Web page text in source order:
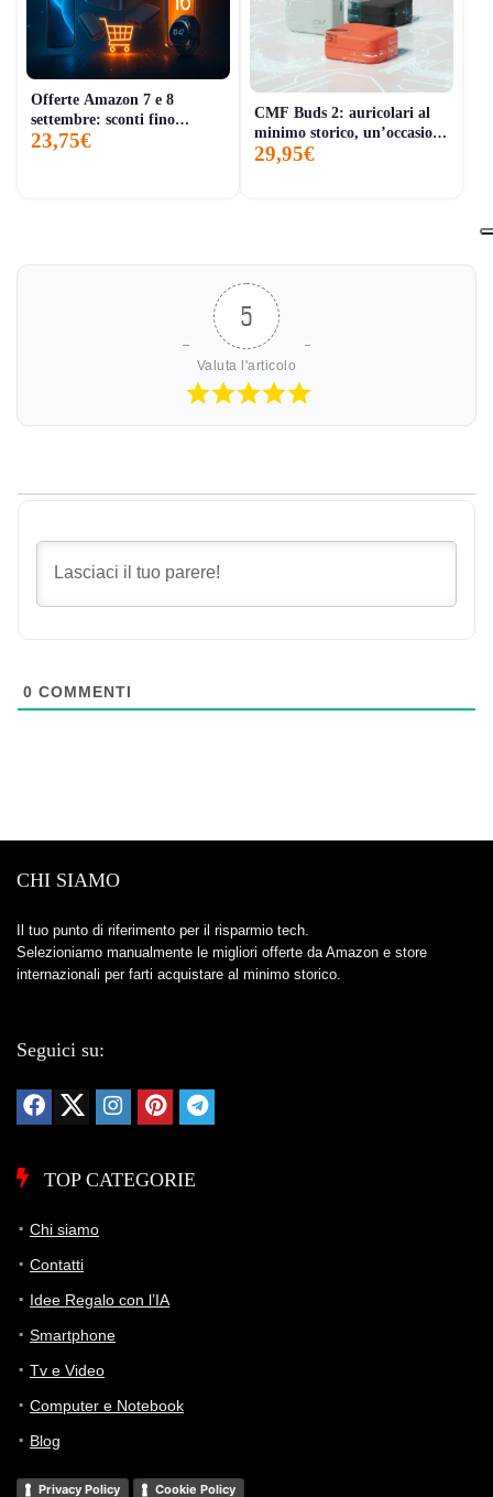
Offerte Amazon 7 e 8
settembre: sconti fino
all’85% su Samsung, iPhone
23,75€
CMF Buds 2: auricolari al
minimo storico, un’occasione
tech da non perdere
29,95€
5
Valuta l'articolo
0 COMMENTI
CHI SIAMO
Il tuo punto di riferimento per il risparmio tech.
Selezioniamo manualmente le migliori offerte da Amazon e store
internazionali per farti acquistare al minimo storico.
Seguici su:
TOP CATEGORIE
Chi siamo
Contatti
Idee Regalo con l’IA
Smartphone
Tv e Video
Computer e Notebook
Blog
Privacy Policy Cookie Policy